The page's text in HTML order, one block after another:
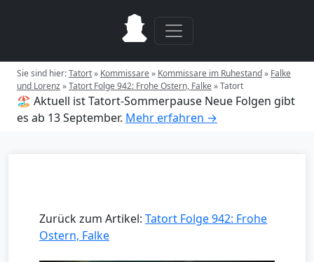
Sie sind hier:Tatort» Kommissare» Kommissare im Ruhestand» Falke
und Lorenz»Tatort Folge 942: Frohe Ostern, Falke»Tatort
🏖️ Aktuell ist Tatort-Sommerpause Neue Folgen gibt
es ab 13 September. Mehr erfahren →
Zurück zum Artikel: Tatort Folge 942: Frohe
Ostern, Falke